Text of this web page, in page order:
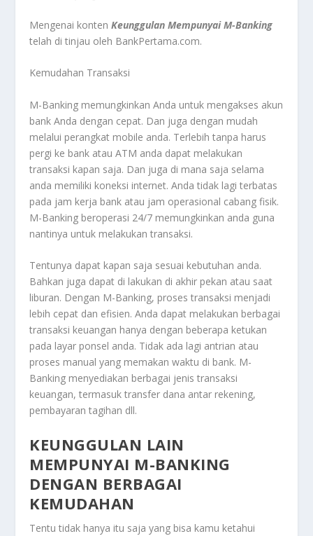
Mengenai kontenKeunggulan Mempunyai M-Banking
telah di tinjau oleh BankPertama.com.
Kemudahan Transaksi
M-Banking memungkinkan Anda untuk mengakses akun
bank Anda dengan cepat. Dan juga dengan mudah
melalui perangkat mobile anda. Terlebih tanpa harus
pergi ke bank atau ATM anda dapat melakukan
transaksi kapan saja. Dan juga di mana saja selama
anda memiliki koneksi internet. Anda tidak lagi terbatas
pada jam kerja bank atau jam operasional cabang fisik.
M-Banking beroperasi 24/7 memungkinkan anda guna
nantinya untuk melakukan transaksi.
Tentunya dapat kapan saja sesuai kebutuhan anda.
Bahkan juga dapat di lakukan di akhir pekan atau saat
liburan. Dengan M-Banking, proses transaksi menjadi
lebih cepat dan efisien. Anda dapat melakukan berbagai
transaksi keuangan hanya dengan beberapa ketukan
pada layar ponsel anda. Tidak ada lagi antrian atau
proses manual yang memakan waktu di bank. M-
Banking menyediakan berbagai jenis transaksi
keuangan, termasuk transfer dana antar rekening,
pembayaran tagihan dll.
KEUNGGULAN LAIN
MEMPUNYAI M-BANKING
DENGAN BERBAGAI
KEMUDAHAN
Tentu tidak hanya itu saja yang bisa kamu ketahui